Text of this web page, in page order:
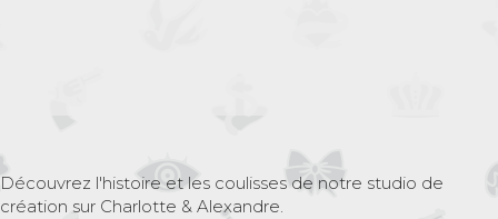
Découvrez l'histoire et les coulisses de notre studio de
création sur Charlotte & Alexandre.